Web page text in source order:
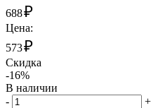
688₽
Цена:
573₽
Скидка
-16%
В наличии
-
+